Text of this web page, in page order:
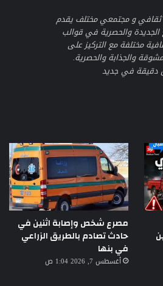
ثقافي و مجتمعي مختلف يقدم
الجديدة والحصرية في قوالب
مختلفة مع التركيز على
والجذابة والحصرية.
دقيقة في جديد
مصرع شخص وإصابة اثنين في
حادث تصادم بالطريق الزراعي
في بنها
أغسطس 7, 2026 1:04 ص